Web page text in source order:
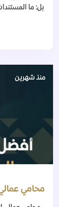
بل: ما
منذ شهرين
محامي